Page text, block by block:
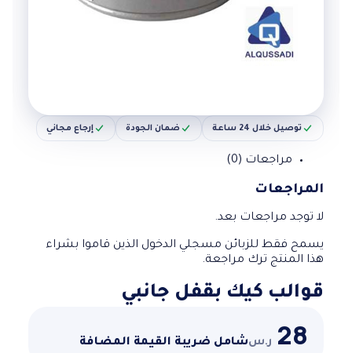
قوالب كيك بقفل جانبي
28 ر.سشامل ضريبة القيمة المضافة
توصيل خلال 24 ساعة ضمان الجودة إرجاع مجاني
مراجعات (0)
المراجعات
لا توجد مراجعات بعد.
يسمح فقط للزبائن مسجلي الدخول الذين قاموا بشراء
هذا المنتج ترك مراجعة.